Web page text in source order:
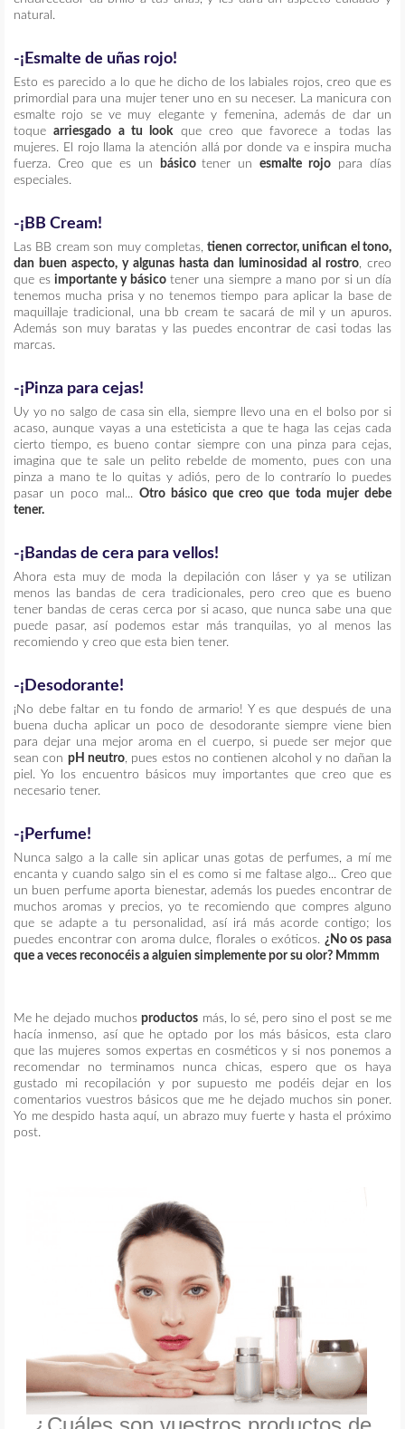
natural.
-¡Esmalte de uñas rojo!
Esto es parecido a lo que he dicho de los labiales rojos, creo que es
primordial para una mujer tener uno en su neceser. La manicura con
esmalte rojo se ve muy elegante y femenina, además de dar un
toquearriesgado a tu lookque creo que favorece a todas las
mujeres. El rojo llama la atención allá por donde va e inspira mucha
fuerza. Creo que es un
básicotener unesmalte rojo para días
especiales.
-¡BB Cream!
Las BB cream son muy completas,tienen corrector, unifican el tono,
dan buen aspecto, y algunas hasta dan luminosidad al rostro, creo
que es importante y básicotener una siempre a mano por si un día
tenemos mucha prisa y no tenemos tiempo para aplicar la base de
maquillaje tradicional, una bb cream te sacará de mil y un apuros.
Además son muy baratas y las puedes encontrar de casi todas las
marcas.
-¡Pinza para cejas!
Uy yo no salgo de casa sin ella, siempre llevo una en el bolso por si
acaso, aunque vayas a una esteticista a que te haga las cejas cada
cierto tiempo, es bueno contar siempre con una pinza para cejas,
imagina que te sale un pelito rebelde de momento, pues con una
pinza a mano te lo quitas y adiós, pero de lo contrarío lo puedes
pasar un poco mal... Otro básico que creo que toda mujer debe
tener.
-¡Bandas de cera para vellos!
Ahora esta muy de moda la depilación con láser y ya se utilizan
menos las bandas de cera tradicionales, pero creo que es bueno
tener bandas de ceras cerca por si acaso, que nunca sabe una que
puede pasar, así podemos estar más tranquilas, yo al menos las
recomiendo y creo que esta bien tener.
-¡Desodorante!
¡No debe faltar en tu fondo de armario! Y es que después de una
buena ducha aplicar un poco de desodorante siempre viene bien
para dejar una mejor aroma en el cuerpo, si puede ser mejor que
sean con pH neutro, pues estos no contienen alcohol y no dañan la
piel. Yo los encuentro básicos muy importantes que creo que es
necesario tener.
-¡Perfume!
Nunca salgo a la calle sin aplicar unas gotas de perfumes, a mí me
encanta y cuando salgo sin el es como si me faltase algo... Creo que
un buen perfume aporta bienestar, además los puedes encontrar de
muchos aromas y precios, yo te recomiendo que compres alguno
que se adapte a tu personalidad, así irá más acorde contigo; los
puedes encontrar con aroma dulce, florales o exóticos. ¿No os pasa
que a veces reconocéis a alguien simplemente por su olor? Mmmm
Me he dejado muchosproductos más, lo sé, pero sino el post se me
hacía inmenso, así que he optado por los más básicos, esta claro
que las mujeres somos expertas en cosméticos y si nos ponemos a
recomendar no terminamos nunca chicas, espero que os haya
gustado mi recopilación y por supuesto me podéis dejar en los
comentarios vuestros básicos que me he dejado muchos sin poner.
Yo me despido hasta aquí, un abrazo muy fuerte y hasta el próximo
post.